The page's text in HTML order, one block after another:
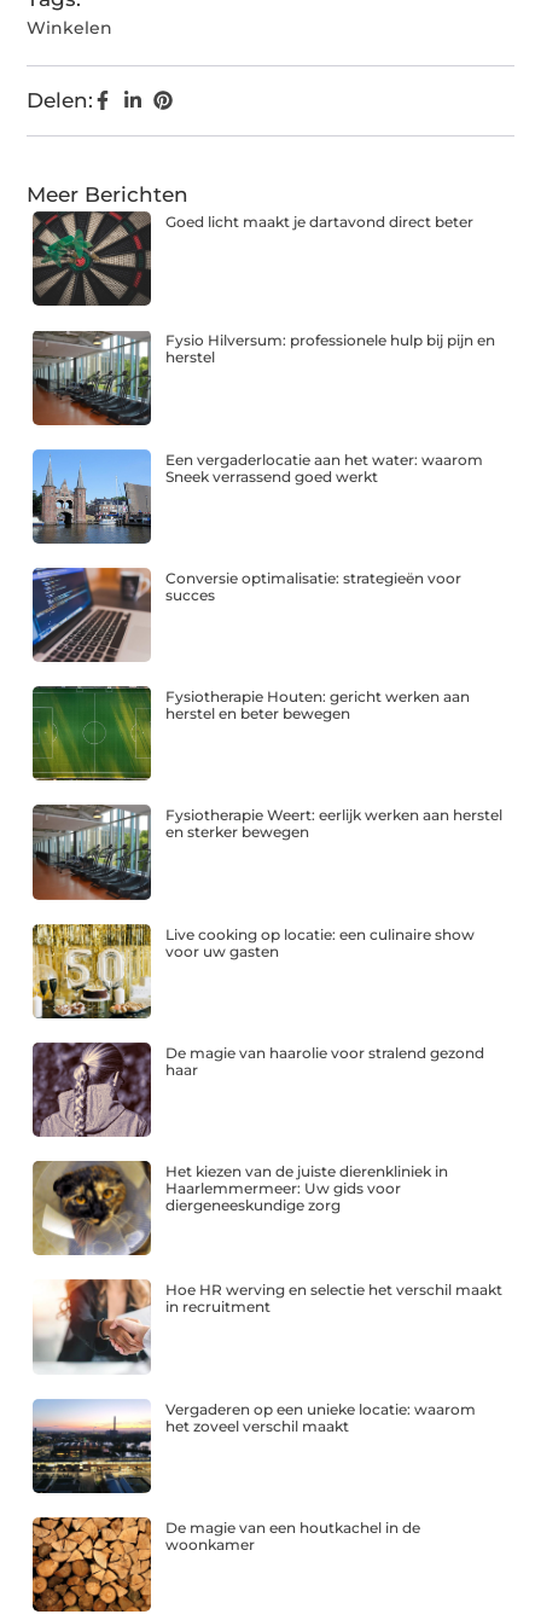
Winkelen
Delen:
Meer Berichten
Goed licht maakt je dartavond direct beter
Fysio Hilversum: professionele hulp bij pijn en
herstel
Een vergaderlocatie aan het water: waarom
Sneek verrassend goed werkt
Conversie optimalisatie: strategieën voor
succes
Fysiotherapie Houten: gericht werken aan
herstel en beter bewegen
Fysiotherapie Weert: eerlijk werken aan herstel
en sterker bewegen
Live cooking op locatie: een culinaire show
voor uw gasten
De magie van haarolie voor stralend gezond
haar
Het kiezen van de juiste dierenkliniek in
Haarlemmermeer: Uw gids voor
diergeneeskundige zorg
Hoe HR werving en selectie het verschil maakt
in recruitment
Vergaderen op een unieke locatie: waarom
het zoveel verschil maakt
De magie van een houtkachel in de
woonkamer